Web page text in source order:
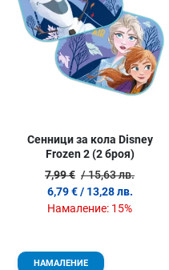
Сенници за кола Disney
Frozen 2 (2 броя)
7,99 € / 15,63 лв.
6,79 € / 13,28 лв.
Намаление: 15%
НАМАЛЕНИЕ